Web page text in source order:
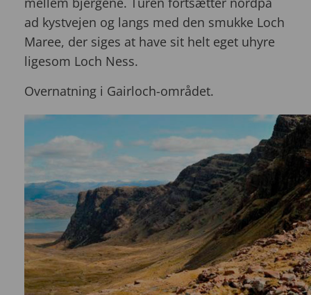
ad kystvejen og langs med den smukke Loch
Maree, der siges at have sit helt eget uhyre
ligesom Loch Ness.
Overnatning i Gairloch-området.